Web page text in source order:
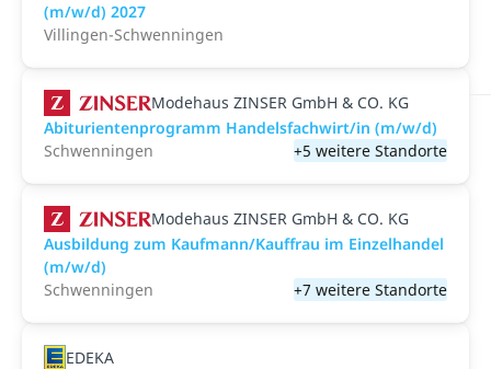
(m/w/d) 2027
Villingen-Schwenningen
Modehaus ZINSER GmbH & CO. KG
Abiturientenprogramm Handelsfachwirt/in (m/w/d)
Schwenningen
+5 weitere Standorte
Modehaus ZINSER GmbH & CO. KG
Ausbildung zum Kaufmann/Kauffrau im Einzelhandel
(m/w/d)
Schwenningen
+7 weitere Standorte
EDEKA